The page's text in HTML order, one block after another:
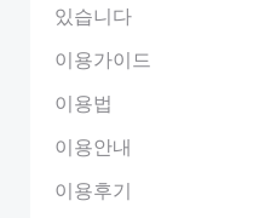
있습니다
이용가이드
이용법
이용안내
이용후기